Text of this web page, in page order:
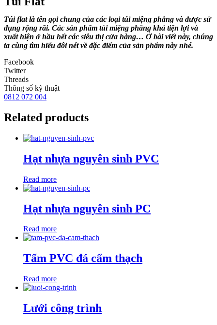
Túi flatlà tên gọi chung của các loạitúi miệng phẳng và được sử
dụng rộng rãi. Các sản phẩm túi miệng phẳng khá tiện lợi và
xuất hiện ở hầu hết các siêu thị cửa hàng… Ở bài viết này, chúng
ta cùng tìm hiểu đôi nét về đặc điểm của sản phẩm này nhé.
Facebook
Twitter
Threads
Thông số kỹ thuật
0812 072 004
Related products
Hạt nhựa nguyên sinh PVC
Read more
Hạt nhựa nguyên sinh PC
Read more
Tấm PVC đá cẩm thạch
Read more
Lưới công trình